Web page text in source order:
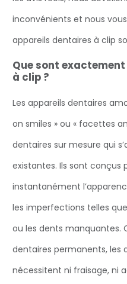
inconvénients et nous
appareils dentaires à clip
Que sont
à clip ?
Les appareils dentaires
on smiles » ou « facettes
dentaires sur mesure qui
existantes. Ils sont conçus
instantanément
les imperfections telles
ou les dents manquantes.
dentaires permanents, les
nécessitent ni fraisage, ni